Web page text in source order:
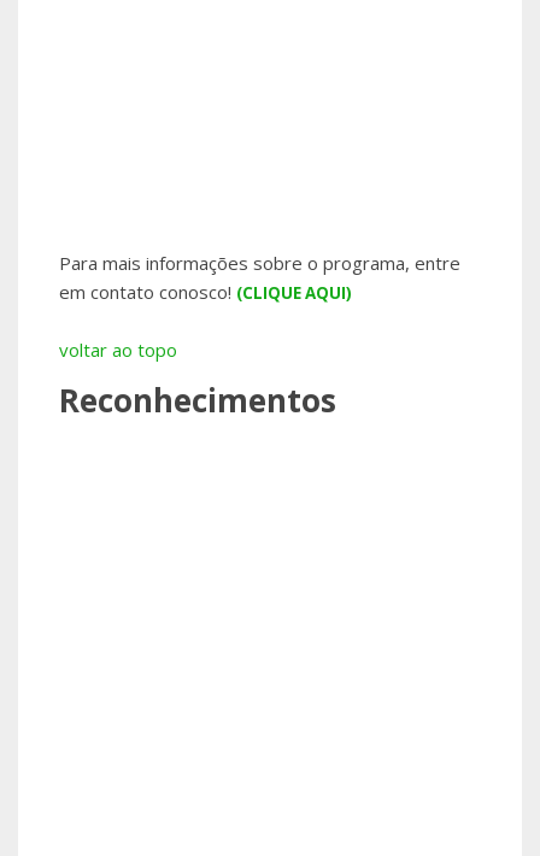
Para mais informações sobre o programa, entre
em contato conosco! (CLIQUE AQUI)
voltar ao topo
Reconhecimentos